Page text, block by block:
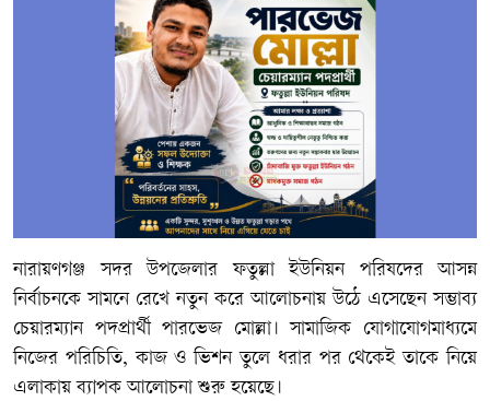
নারায়ণগঞ্জ সদর উপজেলার ফতুল্লা ইউনিয়ন পরিষদের আসন্ন
নির্বাচনকে সামনে রেখে নতুন করে আলোচনায় উঠে এসেছেন সম্ভাব্য
চেয়ারম্যান পদপ্রার্থী পারভেজ মোল্লা। সামাজিক যোগাযোগমাধ্যমে
নিজের পরিচিতি, কাজ ও ভিশন তুলে ধরার পর থেকেই তাকে নিয়ে
এলাকায় ব্যাপক আলোচনা শুরু হয়েছে।